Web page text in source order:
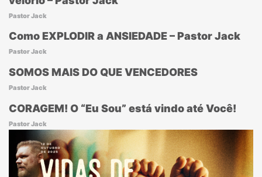
Pastor Jack
Como EXPLODIR a ANSIEDADE – Pastor Jack
Pastor Jack
SOMOS MAIS DO QUE VENCEDORES
Pastor Jack
CORAGEM! O “Eu Sou” está vindo até Você!
Pastor Jack